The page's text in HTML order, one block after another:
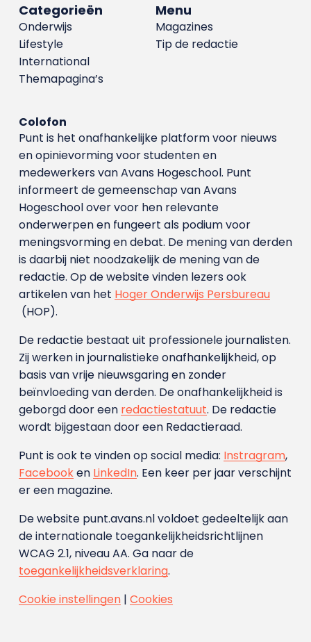
Menu
Magazines
Tip de redactie
Categorieën
Onderwijs
Lifestyle
International
Themapagina’s
Colofon
Punt is het onafhankelijke platform voor nieuws
en opinievorming voor studenten en
medewerkers van Avans Hoge­school. Punt
informeert de gemeenschap van Avans
Hogeschool over voor hen relevante
onderwerpen en fungeert als podium voor
meningsvorming en debat. De mening van derden
is daarbij niet noodzakelijk de mening van de
redactie. Op de website vinden lezers ook
artikelen van het Hoger Onderwijs Persbureau
(HOP).
De redactie bestaat uit professionele journalisten.
Zij werken in journalistieke onafhankelijkheid, op
basis van vrije nieuwsgaring en zonder
beïnvloeding van derden. De onafhankelijkheid is
geborgd door een redactiestatuut. De redactie
wordt bijgestaan door een Redactieraad.
Punt is ook te vinden op social media: Instragram,
Facebooken LinkedIn. Een keer per jaar verschijnt
er een magazine.
De website punt.avans.nl voldoet gedeeltelijk aan
de internationale toegankelijkheidsrichtlijnen
WCAG 2.1, niveau AA. Ga naar de
toegankelijkheidsverklaring.
Cookie instellingen| Cookies